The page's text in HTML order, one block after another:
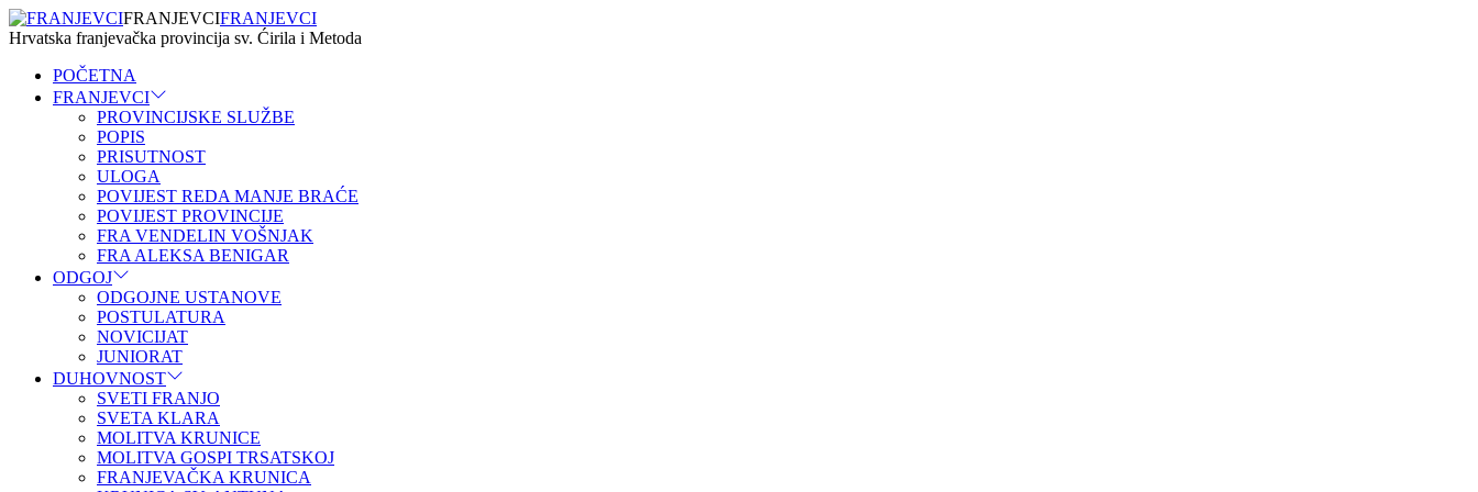
FRANJEVCIFRANJEVCI
Hrvatska franjevačka provincija sv. Ćirila i Metoda
POČETNA
FRANJEVCI
PROVINCIJSKE SLUŽBE
POPIS
PRISUTNOST
ULOGA
POVIJEST REDA MANJE BRAĆE
POVIJEST PROVINCIJE
FRA VENDELIN VOŠNJAK
FRA ALEKSA BENIGAR
ODGOJ
ODGOJNE USTANOVE
POSTULATURA
NOVICIJAT
JUNIORAT
DUHOVNOST
SVETI FRANJO
SVETA KLARA
MOLITVA KRUNICE
MOLITVA GOSPI TRSATSKOJ
FRANJEVAČKA KRUNICA